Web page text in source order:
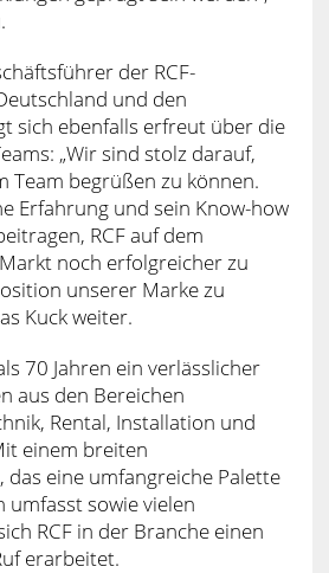
der RCF-
und den
sich ebenfalls erfreut über die
„Wir sind stolz darauf,
Team begrüßen zu können.
Erfahrung und sein Know-how
RCF auf dem
noch erfolgreicher zu
unserer Marke zu
Kuck weiter.
70 Jahren ein verlässlicher
aus den Bereichen
Rental, Installation und
einem breiten
eine umfangreiche Palette
umfasst sowie vielen
RCF in der Branche einen
erarbeitet.